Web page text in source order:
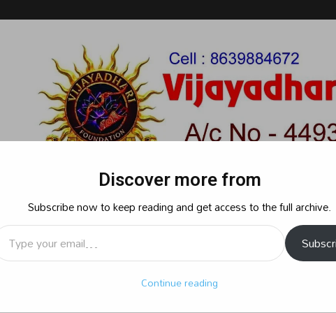
రాజకీయం క్రైమ్ బిజినెస్
Discover more from
Subscribe now to keep reading and get access to the full archive.
Type your email…
Continue reading